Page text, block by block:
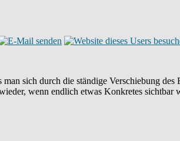
sich durch die ständige Verschiebung
wenn endlich etwas Konkretes